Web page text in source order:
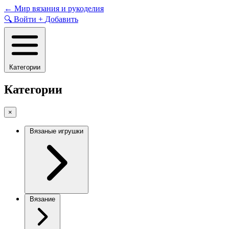
Skip
to
content
← Мир вязания и рукоделия
🔍 Войти + Добавить
Категории
Категории
×
Вязаные игрушки
Вязание